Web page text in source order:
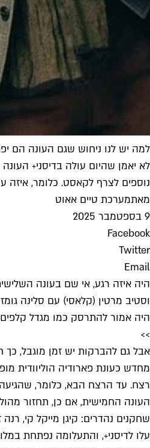
למה יש לנו ניחוש שגם העונה הם
לא יאמן שהיום עולה בדיסני+
נוספים לצרף לקאסט. כלומר, איזה
מאתמערכת טיים אאוט
9 בספטמבר 2025
Facebook
Twitter
Email
היה איזה רגע, אי שם בעונה
וסטיב מרטין (קלאסי) עם סלינה
היה אמור להתרסק כמו מגדל
>>
אבל גם להברקות יש זמן מוגבל,
רצח. עד הרצח הבא, כלומר,
העונה החמישית, אם כן, תחזור
עלו לדיסני+, והתעלומה נפתחת